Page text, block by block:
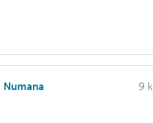
Numana 9